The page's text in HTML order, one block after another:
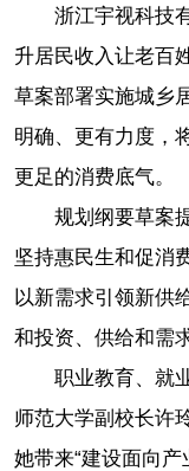
浙江宇视科技
升居民收入让老百
草案部署实施城乡
明确、更有力度，
更足的消费底气。
规划纲要草案
坚持惠民生和促消
以新需求引领新供
和投资、供给和需
职业教育、就
师范大学副校长许
她带来“建设面向